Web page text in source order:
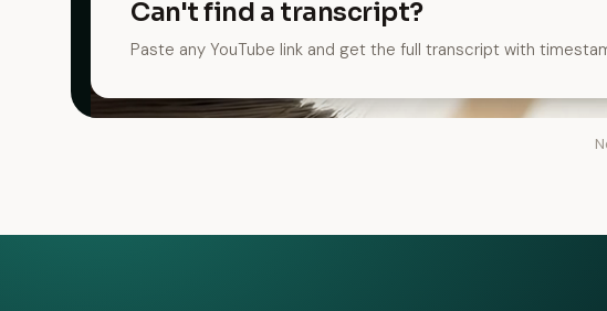
Can't find a transcript?
Paste any YouTube link and get the full transcript with